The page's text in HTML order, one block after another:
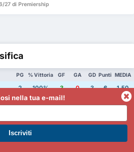
27 di Premiership
PG % Vittoria GF GA GD Punti MEDIA
2 100% 3 0 3 6
1.50
1 100% 1
1.00
1
2 50% 4 4 0 3 4.00
GUADAGNA SUBITO.
nella tua e-mail!